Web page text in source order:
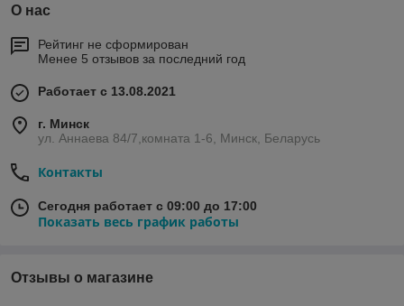
О нас
Рейтинг не сформирован
Менее 5 отзывов за последний год
Работает с 13.08.2021
г. Минск
ул. Аннаева 84/7,комната 1-6, Минск, Беларусь
Контакты
Сегодня работает с 09:00 до 17:00
Показать весь график работы
Отзывы о магазине